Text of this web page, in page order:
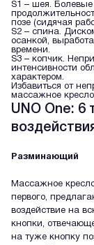
S1 – шея.
позе (сидячая
S2 – спина.
осанкой,
времени.
S3 – копчик.
интенсивности
характером.
Избавиться от
массажное
UNO One: 6
Разминающий
Массажное
первого,
воздействие на
кнопки,
на туже кнопку